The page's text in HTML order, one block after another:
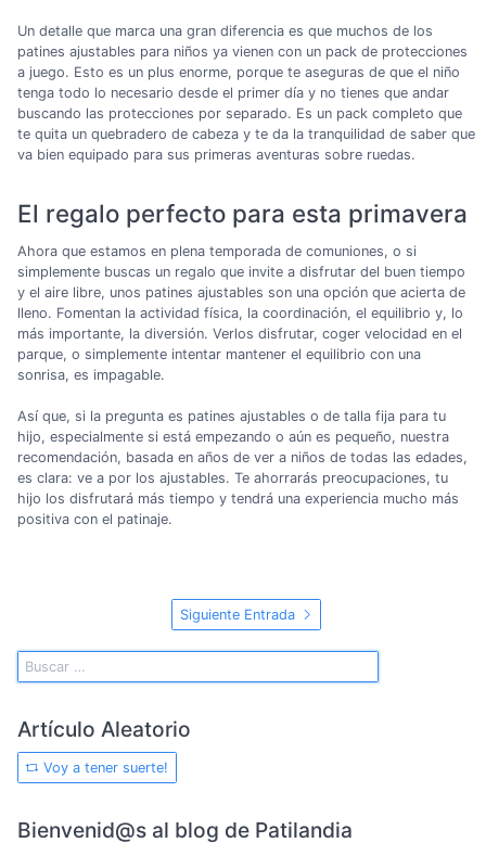
Un detalle que marca una gran diferencia es que muchos de los
patines ajustables para niños ya vienen con un pack de protecciones
a juego. Esto es un plus enorme, porque te aseguras de que el niño
tenga todo lo necesario desde el primer día y no tienes que andar
buscando las protecciones por separado. Es un pack completo que
te quita un quebradero de cabeza y te da la tranquilidad de saber que
va bien equipado para sus primeras aventuras sobre ruedas.
El regalo perfecto para esta primavera
Ahora que estamos en plena temporada de comuniones, o si
simplemente buscas un regalo que invite a disfrutar del buen tiempo
y el aire libre, unos patines ajustables son una opción que acierta de
lleno. Fomentan la actividad física, la coordinación, el equilibrio y, lo
más importante, la diversión. Verlos disfrutar, coger velocidad en el
parque, o simplemente intentar mantener el equilibrio con una
sonrisa, es impagable.
Así que, si la pregunta es patines ajustables o de talla fija para tu
hijo, especialmente si está empezando o aún es pequeño, nuestra
recomendación, basada en años de ver a niños de todas las edades,
es clara: ve a por los ajustables. Te ahorrarás preocupaciones, tu
hijo los disfrutará más tiempo y tendrá una experiencia mucho más
positiva con el patinaje.
Siguiente Entrada
Artículo Aleatorio
Voy a tener suerte!
Bienvenid@s al blog de Patilandia